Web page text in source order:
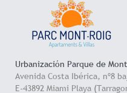
Urbanización Parque de
Avenida Costa Ibérica, nº8
E-43892 Miami Playa